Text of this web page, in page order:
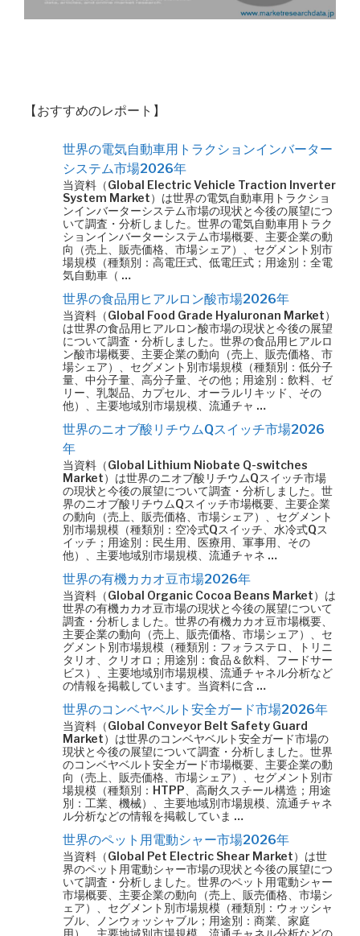
【おすすめのレポート】
世界の電気自動車用トラクションインバーター
システム市場2026年
当資料（Global Electric Vehicle Traction Inverter
System Market）は世界の電気自動車用トラクショ
ンインバーターシステム市場の現状と今後の展望につ
いて調査・分析しました。世界の電気自動車用トラク
ションインバーターシステム市場概要、主要企業の動
向（売上、販売価格、市場シェア）、セグメント別市
場規模（種類別：高電圧式、低電圧式；用途別：全電
気自動車（ …
世界の食品用ヒアルロン酸市場2026年
当資料（Global Food Grade Hyaluronan Market）
は世界の食品用ヒアルロン酸市場の現状と今後の展望
について調査・分析しました。世界の食品用ヒアルロ
ン酸市場概要、主要企業の動向（売上、販売価格、市
場シェア）、セグメント別市場規模（種類別：低分子
量、中分子量、高分子量、その他；用途別：飲料、ゼ
リー、乳製品、カプセル、オーラルリキッド、その
他）、主要地域別市場規模、流通チャ …
世界のニオブ酸リチウムQスイッチ市場2026
年
当資料（Global Lithium Niobate Q-switches
Market）は世界のニオブ酸リチウムQスイッチ市場
の現状と今後の展望について調査・分析しました。世
界のニオブ酸リチウムQスイッチ市場概要、主要企業
の動向（売上、販売価格、市場シェア）、セグメント
別市場規模（種類別：空冷式Qスイッチ、水冷式Qス
イッチ；用途別：民生用、医療用、軍事用、その
他）、主要地域別市場規模、流通チャネ …
世界の有機カカオ豆市場2026年
当資料（Global Organic Cocoa Beans Market）は
世界の有機カカオ豆市場の現状と今後の展望について
調査・分析しました。世界の有機カカオ豆市場概要、
主要企業の動向（売上、販売価格、市場シェア）、セ
グメント別市場規模（種類別：フォラステロ、トリニ
タリオ、クリオロ；用途別：食品＆飲料、フードサー
ビス）、主要地域別市場規模、流通チャネル分析など
の情報を掲載しています。当資料に含 …
世界のコンベヤベルト安全ガード市場2026年
当資料（Global Conveyor Belt Safety Guard
Market）は世界のコンベヤベルト安全ガード市場の
現状と今後の展望について調査・分析しました。世界
のコンベヤベルト安全ガード市場概要、主要企業の動
向（売上、販売価格、市場シェア）、セグメント別市
場規模（種類別：HTPP、高耐久スチール構造；用途
別：工業、機械）、主要地域別市場規模、流通チャネ
ル分析などの情報を掲載していま …
世界のペット用電動シャー市場2026年
当資料（Global Pet Electric Shear Market）は世
界のペット用電動シャー市場の現状と今後の展望につ
いて調査・分析しました。世界のペット用電動シャー
市場概要、主要企業の動向（売上、販売価格、市場シ
ェア）、セグメント別市場規模（種類別：ウォッシャ
ブル、ノンウォッシャブル；用途別：商業、家庭
用）、主要地域別市場規模、流通チャネル分析などの